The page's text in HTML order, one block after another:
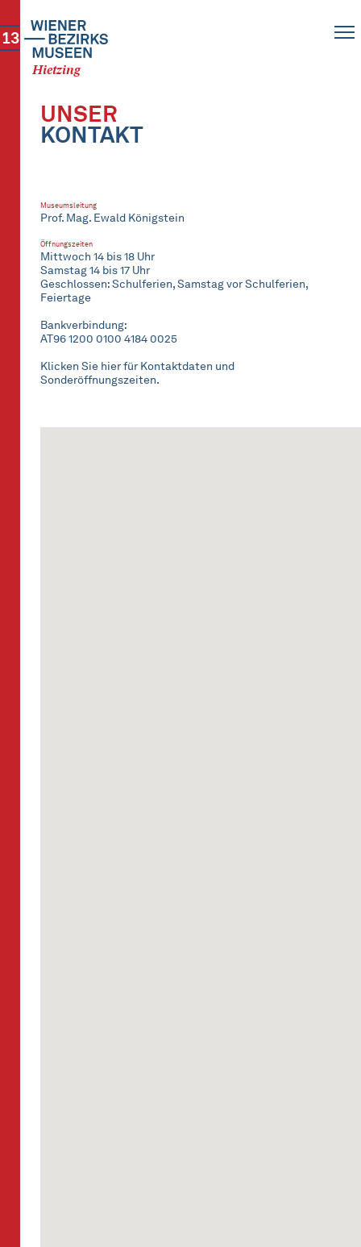
Hietzing
13
UNSER
KONTAKT
Museumsleitung
Prof. Mag. Ewald Königstein
Öffnungszeiten
Mittwoch 14 bis 18 Uhr
Samstag 14 bis 17 Uhr
Geschlossen: Schulferien, Samstag vor Schulferien,
Feiertage
Bankverbindung:
AT96 1200 0100 4184 0025
Klicken Sie hier für Kontaktdaten und
Sonderöffnungszeiten.